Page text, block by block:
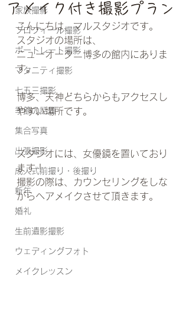
家族撮影
プロフィール撮影
ポートレート撮影
マタニティ撮影
七五三撮影
季節の話題
集合写真
出張撮影
成人式前撮り・後撮り
新年
婚礼
生前遺影撮影
ウェディングフォト
メイクレッスン
アメイク付き撮影プラン
こんにちは、マルスタジオです。
スタジオの場所は、
ニューオータニ博多の館内にありま
す。
博多、天神どちらからもアクセスし
やすい場所です。
スタジオには、女優鏡を置いており
ます！
撮影の際は、カウンセリングをしな
がらヘアメイクさせて頂きます。